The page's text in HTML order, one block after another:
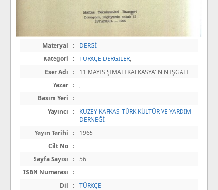
Materyal :
DERGİ
Kategori
: TÜRKÇE DERGİLER,
Eser Adı
:
11 MAYIS ŞİMALİ KAFKASYA' NIN İŞGALİ
Yazar
:
,
Basım Yeri
:
Yayıncı
:
KUZEY KAFKAS-TÜRK KÜLTÜR VE YARDIM
DERNEĞİ
Yayın Tarihi
:
1965
Cilt No
:
Sayfa Sayısı
:
56
ISBN Numarası
:
Dil
: TÜRKÇE